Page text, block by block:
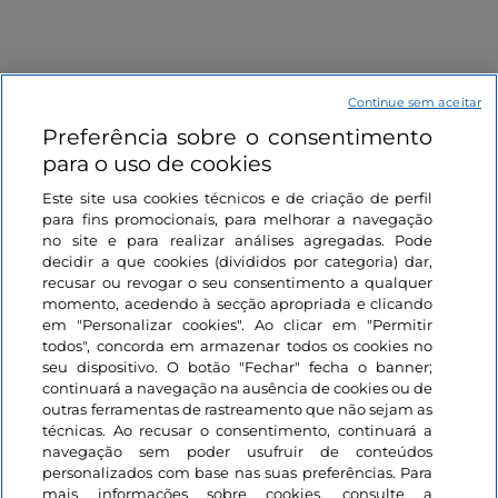
Palácio Velho, sede da câmara municipal e do
do século XIV, uma
galeria ao ar livre que exibe esculturas
renascentistas, incluindo a Violação das Mulheres
Sabinas de Giambologna (c. 1583), o Perseu de
bronze de Benvenuto Cellini (1554) e as Sete
Virtudes de Agnolo Gaddi (1384-89). Resta-lhe tirar a
habitual fotografia à chegada ao destino e desfrutar
da sensação de realização que só uma caminhada
pode proporcionar.
Informações sobre o site
Ligações úteis
Iniciar sessão
Mantenha-se em contacto
Preferência sobre o consentimento
para o uso de cookies
Este site usa cookies técnicos e de criação de perfil
para fins promocionais, para melhorar a navegação
no site e para realizar análises agregadas. Pode
decidir a que cookies (divididos por categoria) dar,
recusar ou revogar o seu consentimento a qualquer
momento, acedendo à secção apropriada e clicando
em "Personalizar cookies". Ao clicar em "Permitir
todos", concorda em armazenar todos os cookies no
seu dispositivo. O botão "Fechar" fecha o banner;
continuará a navegação na ausência de cookies ou de
outras ferramentas de rastreamento que não sejam as
técnicas. Ao recusar o consentimento, continuará a
navegação sem poder usufruir de conteúdos
personalizados com base nas suas preferências. Para
mais informações sobre cookies, consulte a
Continue sem aceitar